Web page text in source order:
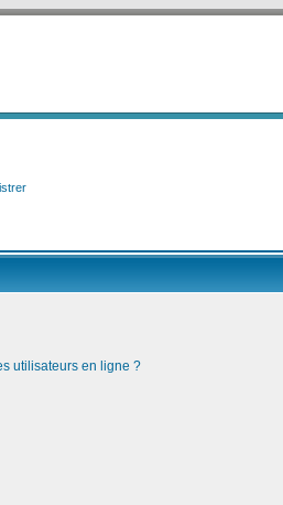
utilisateurs en ligne ?